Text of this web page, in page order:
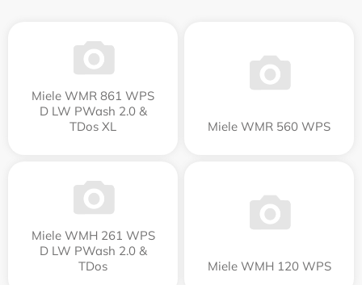
Miele WMR 861 WPS
D LW PWash 2.0 &
TDos XL
Miele WMR 560 WPS
Miele WMH 261 WPS
D LW PWash 2.0 &
TDos
Miele WMH 120 WPS